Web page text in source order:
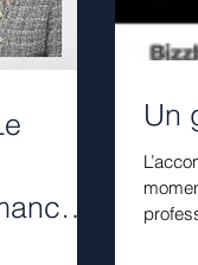
Un
moment